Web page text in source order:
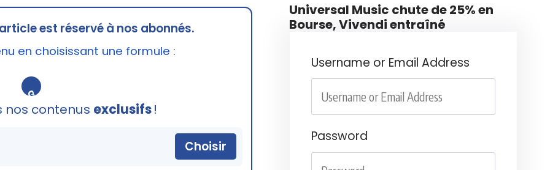
est réservé à nos abonnés.
en choisissant une formule :
🔒
nos contenus exclusifs!
Choisir
Universal Music chute de 25% en
Bourse, Vivendi entraîné
Username or Email Address
Password